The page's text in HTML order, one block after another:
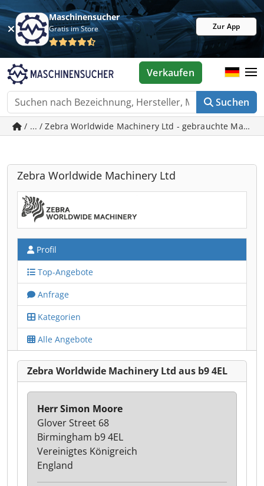
Maschinensucher
Gratis im Store Zur App
Suchen
Verkaufen
/ ... / Zebra Worldwide Machinery Ltd - gebrauchte
Zebra Worldwide Machinery Ltd
Profil
Top-Angebote
Anfrage
Kategorien
Alle Angebote
Zebra Worldwide Machinery Ltd aus b9 4EL
Herr Simon Moore
Glover Street 68
Birmingham b9 4EL
Vereinigtes Königreich
England